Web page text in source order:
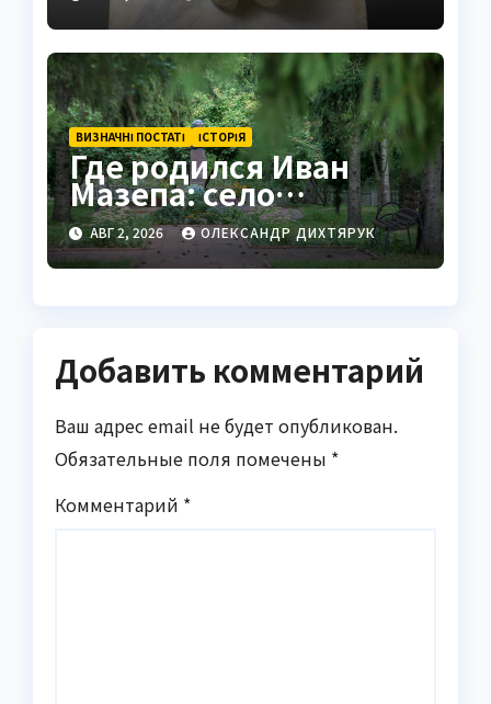
ВИЗНАЧНІ ПОСТАТІ ІСТОРІЯ
Где родился Иван
Мазепа: село
Мазепинцы и корни
легендарного гетмана
АВГ 2, 2026 ОЛЕКСАНДР ДИХТЯРУК
Добавить комментарий
Ваш адрес email не будет опубликован.
Обязательные поля помечены *
Комментарий *